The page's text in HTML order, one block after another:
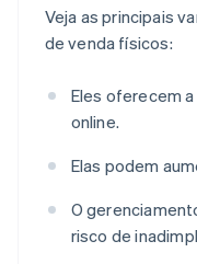
Veja as principais
de venda físicos:
Eles oferecem
online.
Elas podem
O
risco de